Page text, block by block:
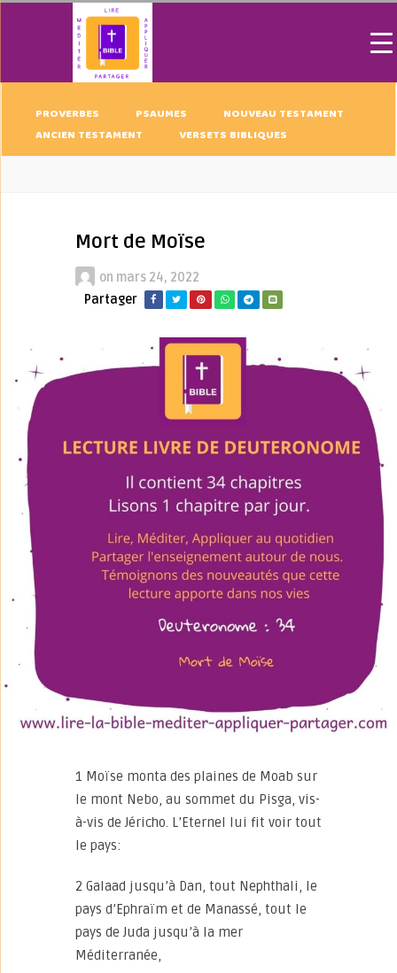
PROVERBES PSAUMES
NOUVEAU TESTAMENT
ANCIEN TESTAMENT
VERSETS BIBLIQUES
Mort de Moïse
on mars 24, 2022
Partager
1 Moïse monta des plaines de Moab sur
le mont Nebo, au sommet du Pisga, vis-
à-vis de Jéricho. L’Eternel lui fit voir tout
le pays:
2 Galaad jusqu’à Dan, tout Nephthali, le
pays d’Ephraïm et de Manassé, tout le
pays de Juda jusqu’à la mer
Méditerranée,